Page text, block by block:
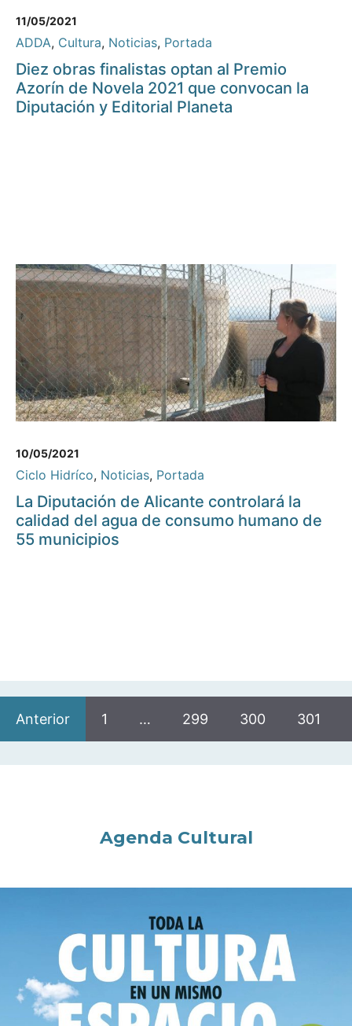
11/05/2021
ADDA, Cultura, Noticias, Portada
Diez obras finalistas optan al Premio
Azorín de Novela 2021 que convocan la
Diputación y Editorial Planeta
10/05/2021
Ciclo Hidríco, Noticias, Portada
La Diputación de Alicante controlará la
calidad del agua de consumo humano de
55 municipios
Anterior 1 … 299 300 301
Agenda Cultural